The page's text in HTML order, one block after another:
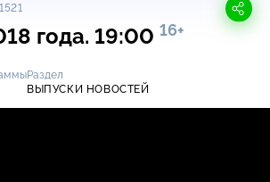
1521
года. 19:00 16+
Раздел
ВЫПУСКИ НОВОСТЕЙ